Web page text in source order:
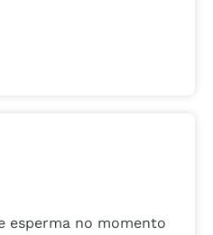
esperma no momento